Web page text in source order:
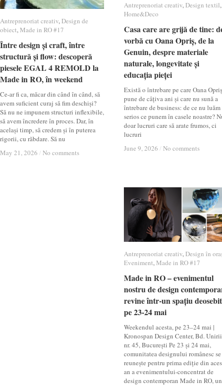
Antreprenoriat creativ,Design textil,
Home&Deco
Casa care are grijă de tine:
vorbă cu Oana Opriș, de la
Genuin, despre materiale
naturale, longevitate și
educația pieței
Există o întrebare pe care Oana
pune de câțiva ani și care nu sună a
întrebare de business: de ce nu
serios ce punem în casele noastre?
doar lucruri care să arate frumos, ci
lucruri
June 9, 2026 / No comments
Antreprenoriat creativ Design textil
Home&Deco
Casa care are grijă de tine:
vorbă cu Oana Opriș, de la
Genuin, despre materiale
naturale, longevitate și
educația pieței
June 9, 2026 / No comments
Antreprenoriat creativ,Design de
obiect,Made in RO #17
Între design și craft, între
structură și flow: descoperă
piesele EGAL 4 REMOLD la
Made in RO, în weekend
Ce-ar fi ca, măcar din când în când, să
avem suficient curaj să fim deschiși?
Să nu ne impunem structuri inflexibile,
să avem încredere în proces. Dar, în
același timp, să credem și în puterea
rigorii, cu răbdare. Să nu
May 21, 2026 / No comments
Antreprenoriat creativ Design de
obiect Made in RO #17
Între design și craft, între
structură și flow: descoperă
piesele EGAL 4 REMOLD la
Made in RO, în weekend
May 21, 2026 / No comments
Antreprenoriat creativ,Design în
Eveniment,Made in RO #17
Made in RO – evenimentul
nostru de design
revine într-un spațiu
pe 23-24 mai
Weekendul acesta, pe 23–24 mai |
Kronospan Design Center, Bd. Unirii
nr. 45, București Pe 23 și 24 mai,
comunitatea designului românesc se
reunește pentru prima ediție din
an a evenimentului-concentrat de
design contemporan Made in RO, un
Antreprenoriat creativ Design în
Eveniment Made in RO #17
Made in RO – evenimentul
nostru de design
revine într-un spațiu
pe 23-24 mai